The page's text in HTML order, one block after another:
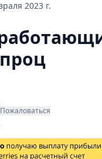
2023 г.
Пожаловаться